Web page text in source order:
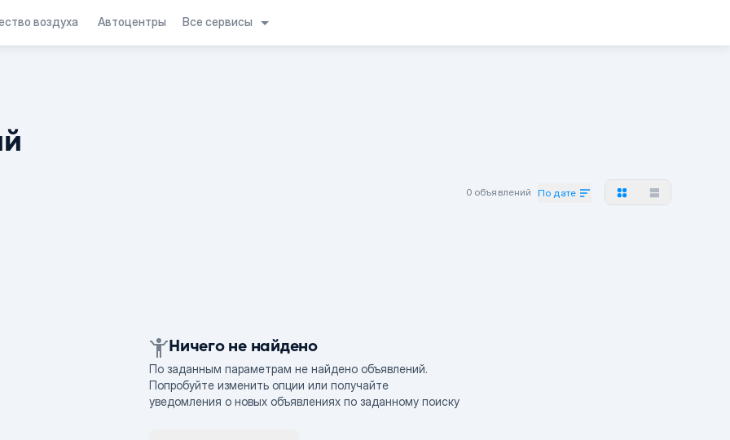
воздуха Автоцентры Все сервисы
0 объявлений По дате
Ничего не найдено
По заданным параметрам не найдено объявлений.
Попробуйте изменить опции или получайте
уведомления о новых объявлениях по заданному поиску